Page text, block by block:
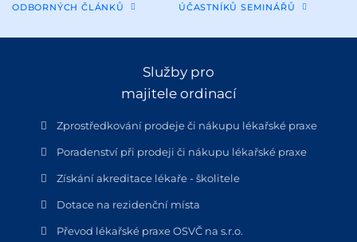
ODBORNÝCH ČLÁNKŮ ÚČASTNÍKŮ SEMINÁŘŮ
Služby pro
majitele ordinací
Zprostředkování prodeje či nákupu lékařské praxe
Poradenství při prodeji či nákupu lékařské praxe
Získání akreditace lékaře - školitele
Dotace na rezidenční místa
Převod lékařské praxe OSVČ na s.r.o.